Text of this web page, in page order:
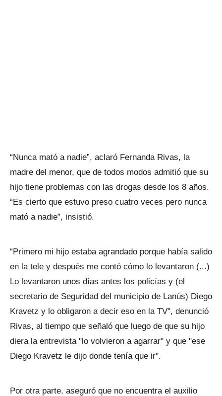
“Nunca mató a nadie”, aclaró Fernanda Rivas, la
madre del menor, que de todos modos admitió que su
hijo tiene problemas con las drogas desde los 8 años.
“Es cierto que estuvo preso cuatro veces pero nunca
mató a nadie”, insistió.
“Primero mi hijo estaba agrandado porque había salido
en la tele y después me contó cómo lo levantaron (...)
Lo levantaron unos días antes los policías y (el
secretario de Seguridad del municipio de Lanús) Diego
Kravetz y lo obligaron a decir eso en la TV", denunció
Rivas, al tiempo que señaló que luego de que su hijo
diera la entrevista "lo volvieron a agarrar" y que "ese
Diego Kravetz le dijo donde tenía que ir".
Por otra parte, aseguró que no encuentra el auxilio